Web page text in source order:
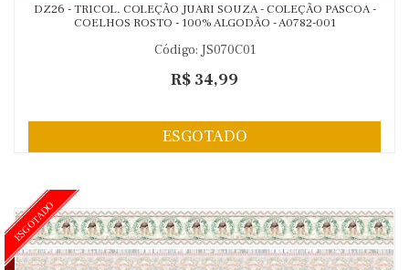
DZ26 - TRICOL. COLEÇÃO JUARI SOUZA - COLEÇÃO PASCOA -
COELHOS ROSTO - 100% ALGODÃO - A0782-001
Código: JS070C01
R$ 34,99
ESGOTADO
ESGOTADO